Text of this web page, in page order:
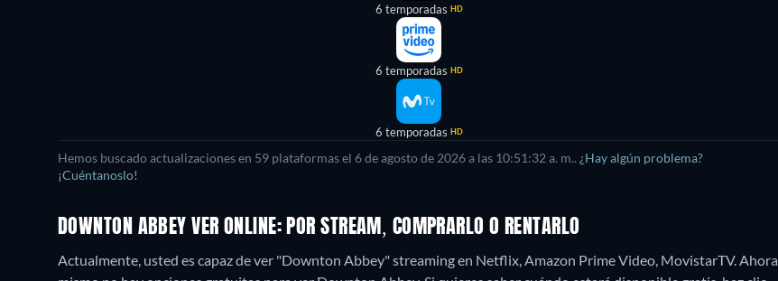
6 temporadas HD
6 temporadas HD
6 temporadas HD
Hemos buscado actualizaciones en 59 plataformas el 6 de agosto de 2026a las 10:51:32 a. m.. ¿Hay algún problema?
¡Cuéntanoslo!
DOWNTON ABBEY VER ONLINE: POR STREAM, COMPRARLO O RENTARLO
Actualmente, usted es capaz de ver "Downton Abbey" streaming en Netflix, Amazon Prime Video, MovistarTV. Ahora